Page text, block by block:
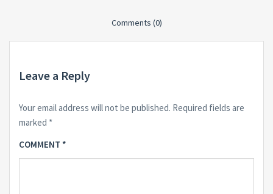
Comments (0)
Leave a Reply
Your email address will not be published. Required fields are
marked *
COMMENT *